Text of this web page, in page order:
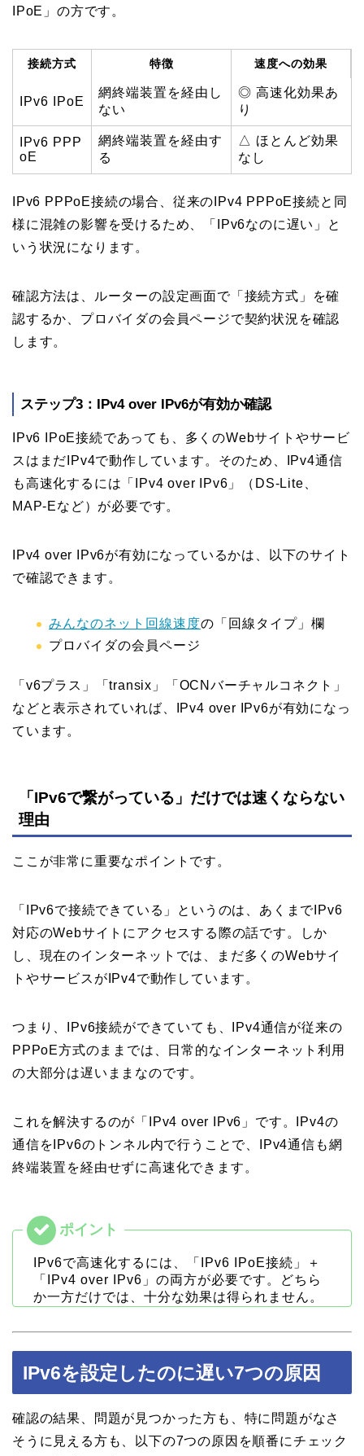
IPoE」の方です。
接続方式 特徴 速度への効果
IPv6 IPoE
網終端装置を経由し
ない
◎ 高速化効果あ
り
IPv6 PPP
oE
網終端装置を経由す
る
△ ほとんど効果
なし
IPv6 PPPoE接続の場合、従来のIPv4 PPPoE接続と同
様に混雑の影響を受けるため、「IPv6なのに遅い」と
いう状況になります。
確認方法は、ルーターの設定画面で「接続方式」を確
認するか、プロバイダの会員ページで契約状況を確認
します。
ステップ3：IPv4 over IPv6が有効か確認
IPv6 IPoE接続であっても、多くのWebサイトやサービ
スはまだIPv4で動作しています。そのため、IPv4通信
も高速化するには「IPv4 over IPv6」（DS-Lite、
MAP-Eなど）が必要です。
IPv4 over IPv6が有効になっているかは、以下のサイト
で確認できます。
みんなのネット回線速度の「回線タイプ」欄
プロバイダの会員ページ
「v6プラス」「transix」「OCNバーチャルコネクト」
などと表示されていれば、IPv4 over IPv6が有効になっ
ています。
「IPv6で繋がっている」だけでは速くならない
理由
ここが非常に重要なポイントです。
「IPv6で接続できている」というのは、あくまでIPv6
対応のWebサイトにアクセスする際の話です。しか
し、現在のインターネットでは、まだ多くのWebサイ
トやサービスがIPv4で動作しています。
つまり、IPv6接続ができていても、IPv4通信が従来の
PPPoE方式のままでは、日常的なインターネット利用
の大部分は遅いままなのです。
これを解決するのが「IPv4 over IPv6」です。IPv4の
通信をIPv6のトンネル内で行うことで、IPv4通信も網
終端装置を経由せずに高速化できます。
IPv6で高速化するには、「IPv6 IPoE接続」＋
「IPv4 over IPv6」の両方が必要です。どちら
か一方だけでは、十分な効果は得られません。
IPv6を設定したのに遅い7つの原因
確認の結果、問題が見つかった方も、特に問題がなさ
そうに見える方も、以下の7つの原因を順番にチェック